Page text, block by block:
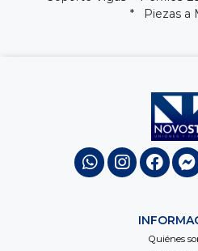
* Piezas a
Quiénes